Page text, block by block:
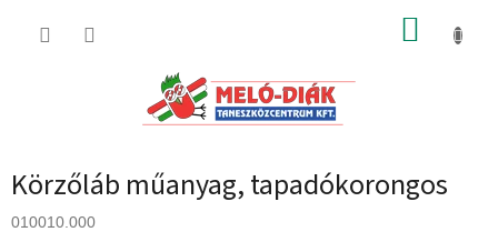
KOSÁR
Körzőláb műanyag, tapadókorongos
010010.000